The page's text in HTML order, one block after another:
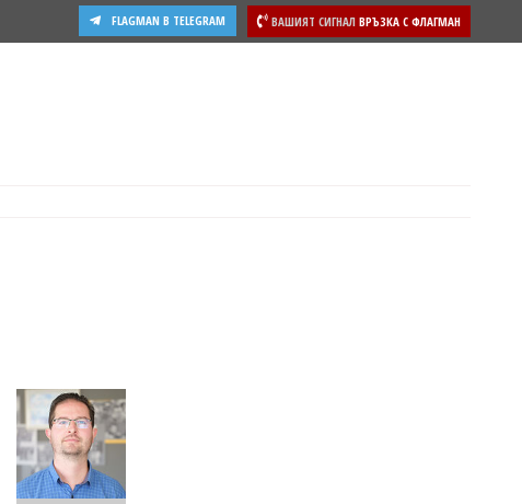
ВАШИЯТ СИГНАЛ ВРЪЗКА С ФЛАГМАН
FLAGMAN В TELEGRAM